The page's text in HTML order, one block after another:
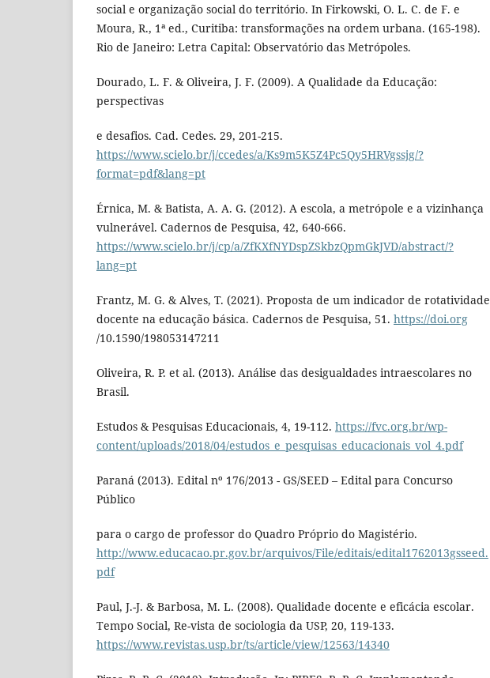
social e organização social do território. In Firkowski, O. L. C. de F. e
Moura, R., 1ª ed., Curitiba: transformações na ordem urbana. (165-198).
Rio de Janeiro: Letra Capital: Observatório das Metrópoles.
Dourado, L. F. & Oliveira, J. F. (2009). A Qualidade da Educação:
perspectivas
e desafios. Cad. Cedes. 29, 201-215.
https://www.scielo.br/j/ccedes/a/Ks9m5K5Z4Pc5Qy5HRVgssjg/?
format=pdf&lang=pt
Érnica, M. & Batista, A. A. G. (2012). A escola, a metrópole e a vizinhança
vulnerável. Cadernos de Pesquisa, 42, 640-666.
https://www.scielo.br/j/cp/a/ZfKXfNYDspZSkbzQpmGkJVD/abstract/?
lang=pt
Frantz, M. G. & Alves, T. (2021). Proposta de um indicador de rotatividade
docente na educação básica. Cadernos de Pesquisa, 51. https://doi.org
/10.1590/198053147211
Oliveira, R. P. et al. (2013). Análise das desigualdades intraescolares no
Brasil.
Estudos & Pesquisas Educacionais, 4, 19-112. https://fvc.org.br/wp-
content/uploads/2018/04/estudos_e_pesquisas_educacionais_vol_4.pdf
Paraná (2013). Edital nº 176/2013 - GS/SEED – Edital para Concurso
Público
para o cargo de professor do Quadro Próprio do Magistério.
http://www.educacao.pr.gov.br/arquivos/File/editais/edital1762013gsseed.
pdf
Paul, J.-J. & Barbosa, M. L. (2008). Qualidade docente e eficácia escolar.
Tempo Social, Re-vista de sociologia da USP, 20, 119-133.
https://www.revistas.usp.br/ts/article/view/12563/14340